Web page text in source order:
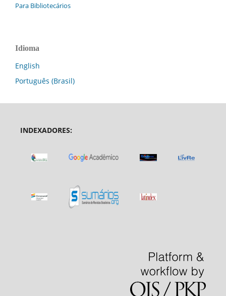
Para Bibliotecários
Idioma
English
Português (Brasil)
INDEXADORES: